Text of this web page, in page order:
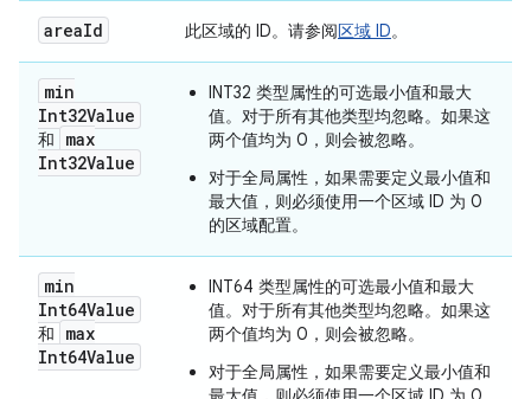
areaId 此区域的 ID。请参阅区域 ID。
min
Int32Value
和
max
Int32Value
INT32 类型属性的可选最小值和最大
值。对于所有其他类型均忽略。如果这
两个值均为 0，则会被忽略。
对于全局属性，如果需要定义最小值和
最大值，则必须使用一个区域 ID 为 0
的区域配置。
min
Int64Value
和
max
Int64Value
INT64 类型属性的可选最小值和最大
值。对于所有其他类型均忽略。如果这
两个值均为 0，则会被忽略。
对于全局属性，如果需要定义最小值和